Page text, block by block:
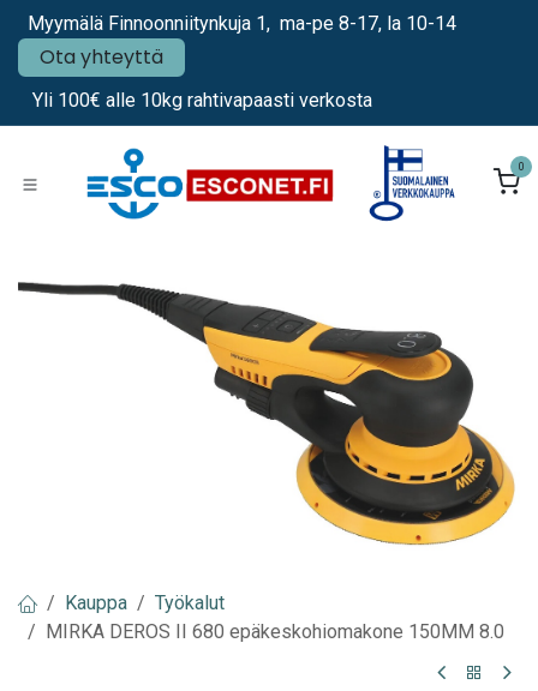
Siirry sisältöön
Myymälä Finnoonniitynkuja 1, ma-pe 8-17, la 10-14
Ota yhteyttä
Yli 100€ alle 10kg rahtivapaasti verkosta
0
Kauppa
Työkalut
MIRKA DEROS II 680 epäkeskohiomakone 150MM 8.0